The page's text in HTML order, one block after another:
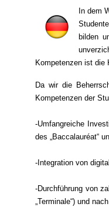
In dem
bilden
Kompetenzen ist die
Da wir die
Kompetenzen der
-Umfangreiche
des „Baccalauréat“
-Integration von
-Durchführung von
„Terminale“) und